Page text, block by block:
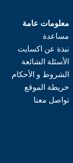
معلومات عامة
مساعدة
نبذة عن اكسايت
الأسئلة الشائعة
الشروط و الأحكام
خريطة الموقع
تواصل معنا